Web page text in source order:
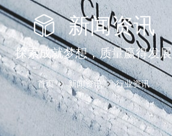
新闻资讯
探索成就梦想，质量赢得发展
首页 新闻资讯 行业资讯